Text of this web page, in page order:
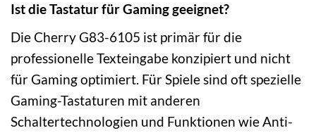
Ist die Tastatur für Gaming geeignet?
Die Cherry G83-6105 ist primär für die
professionelle Texteingabe konzipiert und nicht
für Gaming optimiert. Für Spiele sind oft spezielle
Gaming-Tastaturen mit anderen
Schaltertechnologien und Funktionen wie Anti-